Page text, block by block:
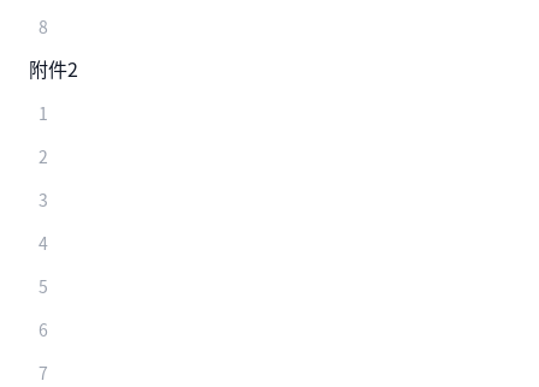
8
附件2
1
2
3
4
5
6
7